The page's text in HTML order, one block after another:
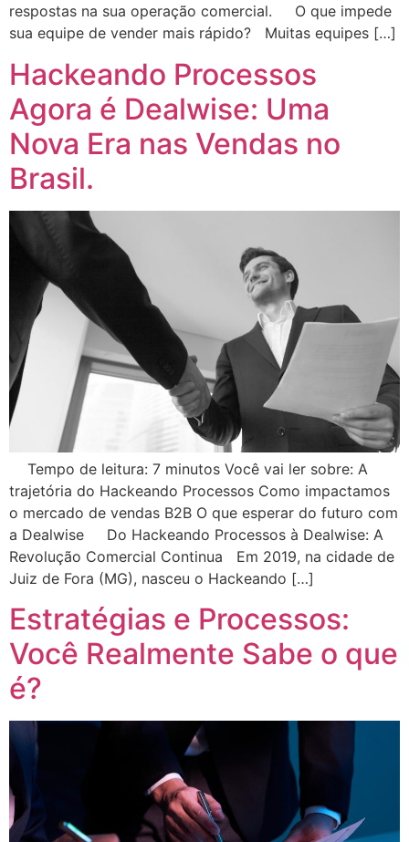
respostas na sua operação comercial. O que impede
sua equipe de vender mais rápido? Muitas equipes […]
Hackeando Processos
Agora é Dealwise: Uma
Nova Era nas Vendas no
Brasil.
Tempo de leitura: 7 minutos Você vai ler sobre: A
trajetória do Hackeando Processos Como impactamos
o mercado de vendas B2B O que esperar do futuro com
a Dealwise Do Hackeando Processos à Dealwise: A
Revolução Comercial Continua Em 2019, na cidade de
Juiz de Fora (MG), nasceu o Hackeando […]
Estratégias e Processos:
Você Realmente Sabe o que
é?